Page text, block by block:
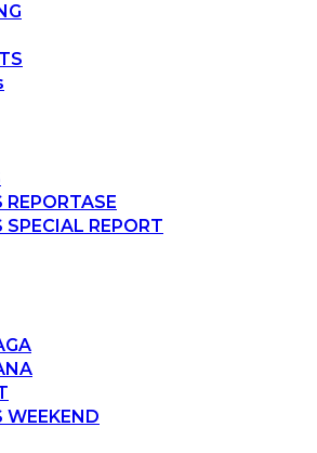
REPORTASE
SPECIAL REPORT
WEEKEND